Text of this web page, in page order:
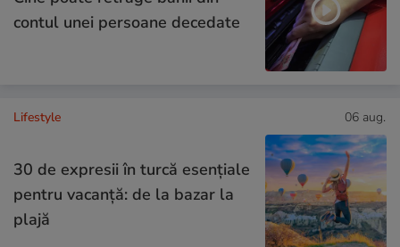
contul unei persoane decedate
Lifestyle 06 aug.
30 de expresii în turcă esențiale
pentru vacanță: de la bazar la
plajă